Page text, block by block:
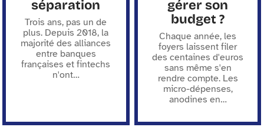
séparation
Trois ans, pas un de
plus. Depuis 2018, la
majorité des alliances
entre banques
françaises et fintechs
n'ont…
gérer son
budget ?
Chaque année, les
foyers laissent filer
des centaines d'euros
sans même s'en
rendre compte. Les
micro-dépenses,
anodines en…